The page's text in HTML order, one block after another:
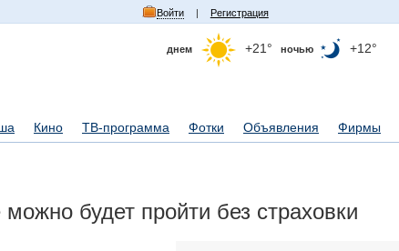
Войти | Регистрация
днем +21° ночью +12°
Кино ТВ-программа Фотки Объявления Фирмы
будет пройти без страховки